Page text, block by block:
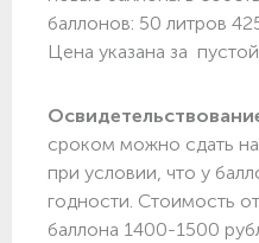
баллонов: 50 литров
Цена указана за
сроком можно сдать
при условии, что у
годности. Стоимость
баллона 1400-1500